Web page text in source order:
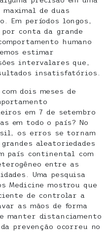
de duas
Em períodos longos,
conta da grande
humano
estimar
intervalares que,
insatisfatórios.
dois meses de
em 7 de setembro
em todo o país? No
os erros se tornam
aleatoriedades
país continental com
entre as
Uma pesquisa
Medicine mostrou que
de controlar a
as mãos de forma
manter distanciamento
prevenção ocorreu no